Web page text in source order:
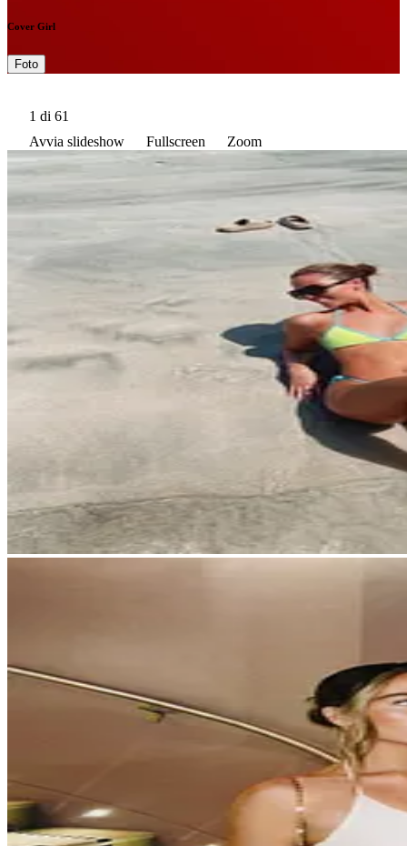
Cover Girl
Foto
1 di 61
Avvia slideshow
Fullscreen Zoom